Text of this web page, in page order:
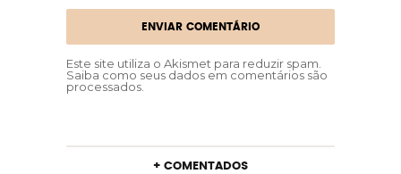
Este site utiliza o Akismet para reduzir spam.
Saiba como seus dados em comentários são
processados.
+ COMENTADOS